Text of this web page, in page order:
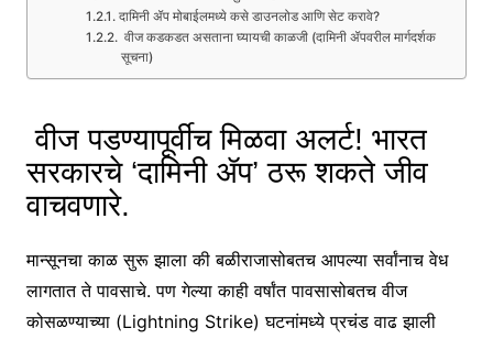
दामिनी ॲप मोबाईलमध्ये कसे डाउनलोड आणि सेट करावे?
वीज कडकडत असताना घ्यायची काळजी (दामिनी ॲपवरील मार्गदर्शक
सूचना)
वीज पडण्यापूर्वीच मिळवा अलर्ट! भारत
सरकारचे ‘दामिनी ॲप’ ठरू शकते जीव
वाचवणारे.
मान्सूनचा काळ सुरू झाला की बळीराजासोबतच आपल्या सर्वांनाच वेध
लागतात ते पावसाचे. पण गेल्या काही वर्षांत पावसासोबतच वीज
कोसळण्याच्या (Lightning Strike) घटनांमध्ये प्रचंड वाढ झाली